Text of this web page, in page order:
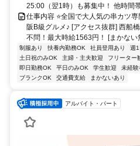
25:00（翌1時）も募集中！ 他時間
仕事内容 ⭐全国で大人気の串カツ
阪B級グルメ♪ [アクセス抜群] 西船
不問！最大時給1563円！ [まかない
制服あり 扶養内勤務OK 社員登用あり 週
土日祝のみOK
主婦・主夫歓迎 フリーター
即日勤務OK
平日のみOK 学生歓迎 未経験
ブランクOK
交通費支給 まかないあり
アルバイト・パート